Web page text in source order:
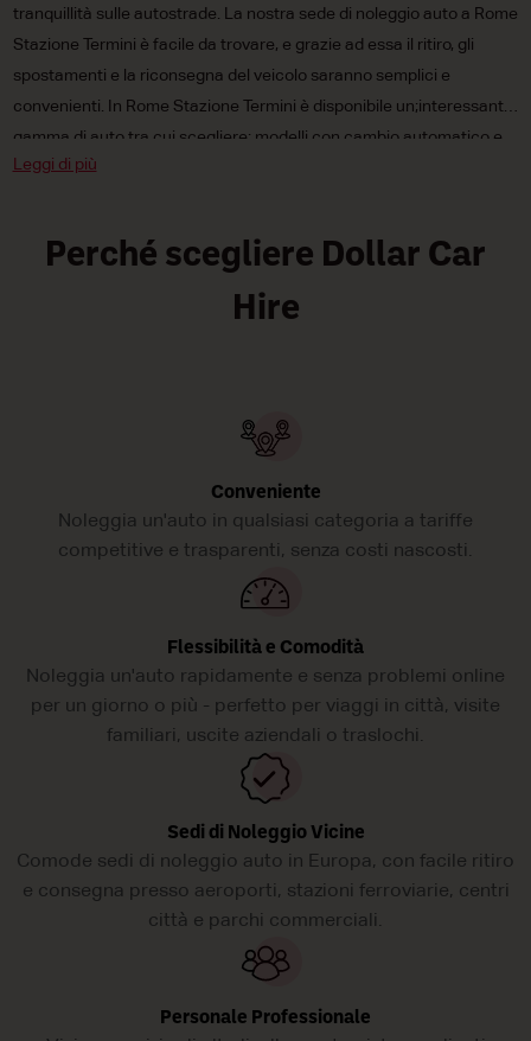
tranquillità sulle autostrade. La nostra sede di noleggio auto a Rome
Stazione Termini è facile da trovare, e grazie ad essa il ritiro, gli
spostamenti e la riconsegna del veicolo saranno semplici e
convenienti. In Rome Stazione Termini è disponibile un;interessante
gamma di auto tra cui scegliere: modelli con cambio automatico e
manuale,auto mini
spostamenti attraverso Rome rientrino nel vostro budget! Prendete
un&;auto a noleggio Dollar a Rome Stazione Termini oggi stesso!!
Leggi di più
Perché scegliere Dollar Car
Hire
Conveniente
Noleggia un'auto in qualsiasi categoria a tariffe
competitive e trasparenti, senza costi nascosti.
Flessibilità e Comodità
Noleggia un'auto rapidamente e senza problemi online
per un giorno o più - perfetto per viaggi in città, visite
familiari, uscite aziendali o traslochi.
Sedi di Noleggio Vicine
Comode sedi di noleggio auto in Europa, con facile ritiro
e consegna presso aeroporti, stazioni ferroviarie, centri
città e parchi commerciali.
Personale Professionale